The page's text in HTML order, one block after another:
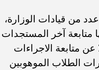
من قيادات الوزارة،
متابعة آخر المستجدات
١٠٠٠ مدير مدرسة، فضلا عن متابعة الاجراءات
الطلاب الموهوبين